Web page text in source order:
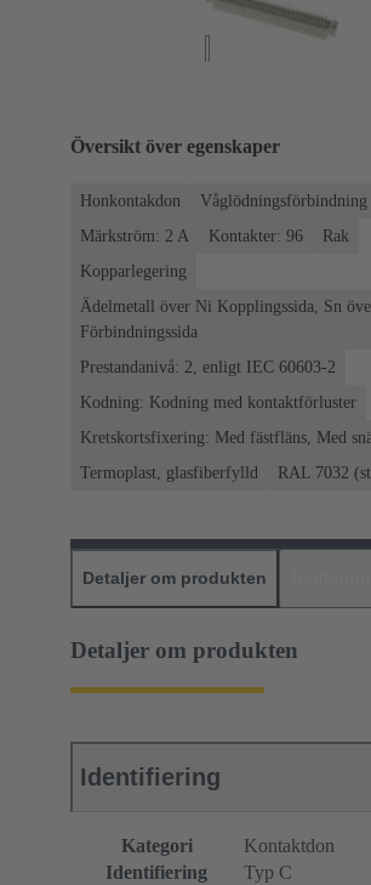
Översikt över egenskaper
Honkontakdon
Våglödningsförbindning
Märkström: ‌2 A
Kontakter: 96
Rak
Kopparlegering
Ädelmetall över Ni Kopplingssida, Sn
Förbindningssida
Prestandanivå: 2, enligt IEC 60603-2
Kodning: Kodning med kontaktförluster
Kretskortsfixering: Med fästfläns, Med
Termoplast, glasfiberfylld
RAL 7032
Detaljer om produkten
Detaljer om produkten
Identifiering
Kategori
Kontaktdon
Identifiering
Typ C